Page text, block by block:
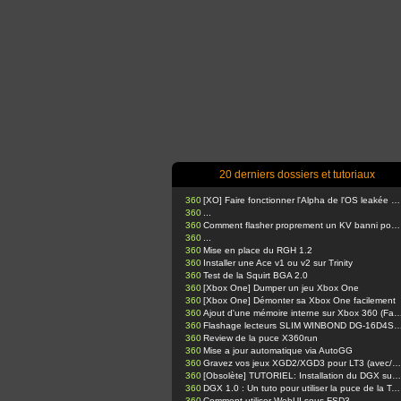
20 derniers dossiers et tutoriaux
360
360
360
360
360Mise en place du RGH 1.2
360 Installer une Ace v1 ou v2 sur Trinity
360Test de la Squirt BGA 2.0
360[Xbox One] Dumper un jeu Xbox One
360[Xbox One] Démonter sa Xbox One facilement
360
360
360Review de la puce X360run
360Mise a jour automatique via AutoGG
360
360
360
DGX 1.0 : Un tuto pour utiliser la puce de la Team Xecuter